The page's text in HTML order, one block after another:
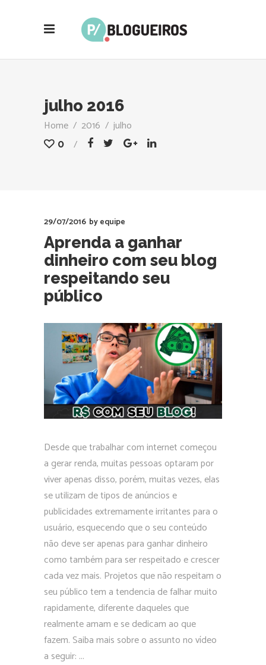
julho 2016
Home / 2016 / julho
0
29/07/2016 byequipe
Aprenda a ganhar
dinheiro com seu blog
respeitando seu
público
Desde que trabalhar com internet começou
a gerar renda, muitas pessoas optaram por
viver apenas disso, porém, muitas vezes, elas
se utilizam de tipos de anúncios e
publicidades extremamente irritantes para o
usuário, esquecendo que o seu conteúdo
não deve ser apenas para ganhar dinheiro
como também para ser respeitado e crescer
cada vez mais. Projetos que não respeitam o
seu público tem a tendencia de falhar muito
rapidamente, diferente daqueles que
realmente amam e se dedicam ao que
fazem. Saiba mais sobre o assunto no vídeo
a seguir: